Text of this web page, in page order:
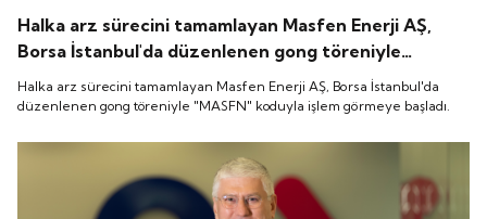
Halka arz sürecini tamamlayan Masfen Enerji AŞ,
Borsa İstanbul'da düzenlenen gong töreniyle
"MASFN" koduyla işlem görmeye başladı.
Halka arz sürecini tamamlayan Masfen Enerji AŞ, Borsa İstanbul'da
düzenlenen gong töreniyle "MASFN" koduyla işlem görmeye başladı.